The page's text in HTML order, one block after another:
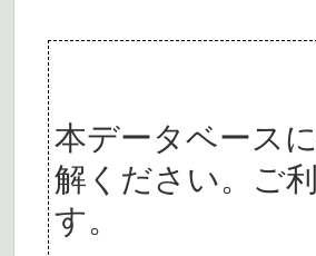
本データベース
解ください。ご
す。